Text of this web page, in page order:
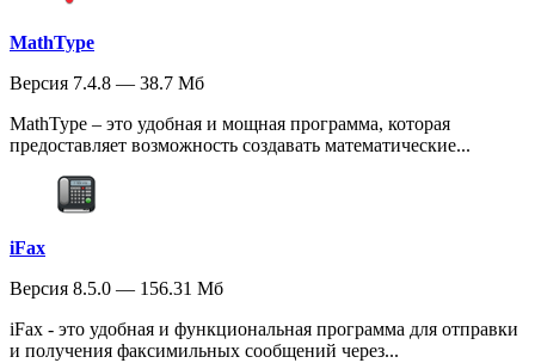
MathType
Версия 7.4.8 — 38.7 Мб
MathType – это удобная и мощная программа, которая
предоставляет возможность создавать математические...
iFax
Версия 8.5.0 — 156.31 Мб
iFax - это удобная и функциональная программа для отправки
и получения факсимильных сообщений через...